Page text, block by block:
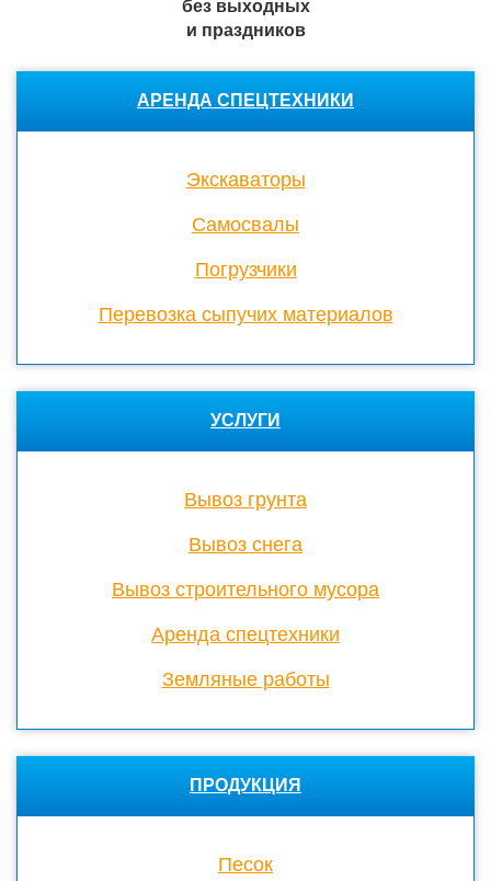
без выходных
и праздников
АРЕНДА СПЕЦТЕХНИКИ
Экскаваторы
Cамосвалы
Погрузчики
Перевозка сыпучих материалов
УСЛУГИ
Вывоз грунта
Вывоз снега
Вывоз строительного мусора
Аренда спецтехники
Земляные работы
ПРОДУКЦИЯ
Песок